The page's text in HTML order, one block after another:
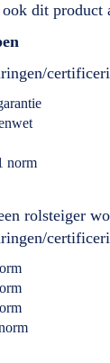
dit product
norm
rolsteiger